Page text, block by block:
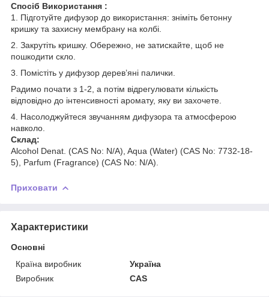
Спосіб Використання :
1. Підготуйте дифузор до використання: зніміть бетонну
кришку та захисну мембрану на колбі.
2. Закрутіть кришку. Обережно, не затискайте, щоб не
пошкодити скло.
3. Помістіть у дифузор дерев’яні палички.
Радимо почати з 1-2, а потім відрегулювати кількість
відповідно до інтенсивності аромату, яку ви захочете.
4. Насолоджуйтеся звучанням дифузора та атмосферою
навколо.
Склад:
Alcohol Denat. (CAS No: N/A), Aqua (Water) (CAS No: 7732-18-
5), Parfum (Fragrance) (CAS No: N/A).
Приховати
Характеристики
Основні
Країна виробник
Україна
Виробник
CAS